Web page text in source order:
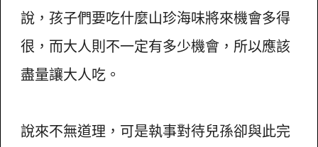
說，孩子們要吃什麼山珍海味將來機會多得
很，而大人則不一定有多少機會，所以應該
盡量讓大人吃。
說來不無道理，可是執事對待兒孫卻與此完